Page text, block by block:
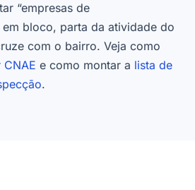
“empresas de
em bloco, parta da atividade do
com o bairro. Veja como
e como montar a lista de
.